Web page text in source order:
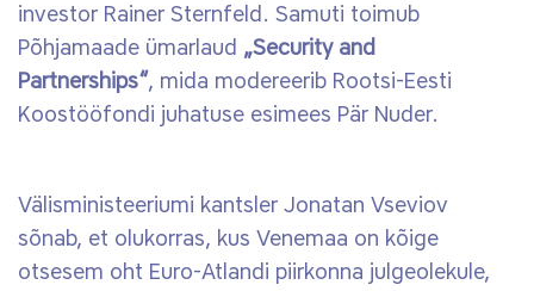
investor Rainer Sternfeld. Samuti toimub
Põhjamaade ümarlaud „Security and
Partnerships“, mida modereerib Rootsi-Eesti
Koostööfondi juhatuse esimees Pär Nuder.
Välisministeeriumi kantsler Jonatan Vseviov
sõnab, et olukorras, kus Venemaa on kõige
otsesem oht Euro-Atlandi piirkonna julgeolekule,